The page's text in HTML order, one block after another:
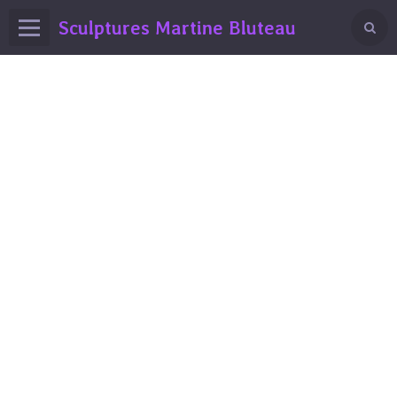
Sculptures Martine Bluteau